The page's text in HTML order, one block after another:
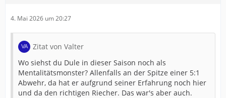
4. Mai 2026 um 20:27
Zitat von Valter
Wo siehst du Dule in dieser Saison noch als
Mentalitätsmonster? Allenfalls an der Spitze einer 5:1
Abwehr, da hat er aufgrund seiner Erfahrung noch hier
und da den richtigen Riecher. Das war's aber auch.